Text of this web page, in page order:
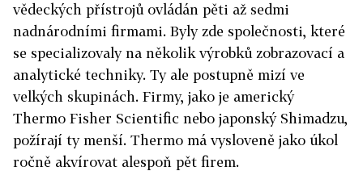
vědeckých přístrojů ovládán pěti až sedmi
nadnárodními firmami. Byly zde společnosti, které
se specializovaly na několik výrobků zobrazovací a
analytické techniky. Ty ale postupně mizí ve
velkých skupinách. Firmy, jako je americký
Thermo Fisher Scientific nebo japonský Shimadzu,
požírají ty menší. Thermo má vysloveně jako úkol
ročně akvírovat alespoň pět firem.